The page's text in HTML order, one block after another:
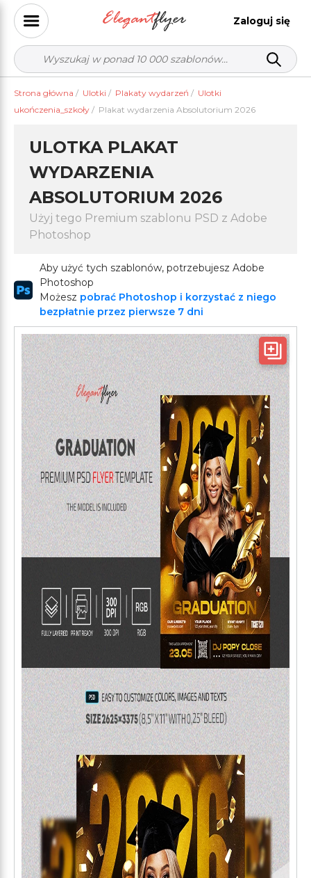
Zaloguj się
Strona główna / Ulotki / Plakaty wydarzeń / Ulotki
ukończenia_szkoły / Plakat wydarzenia Absolutorium 2026
ULOTKA PLAKAT
WYDARZENIA
ABSOLUTORIUM 2026
Użyj tego Premium szablonu PSD z Adobe
Photoshop
Aby użyć tych szablonów, potrzebujesz Adobe
Photoshop
Możesz pobrać Photoshop i korzystać z niego
bezpłatnie przez pierwsze 7 dni